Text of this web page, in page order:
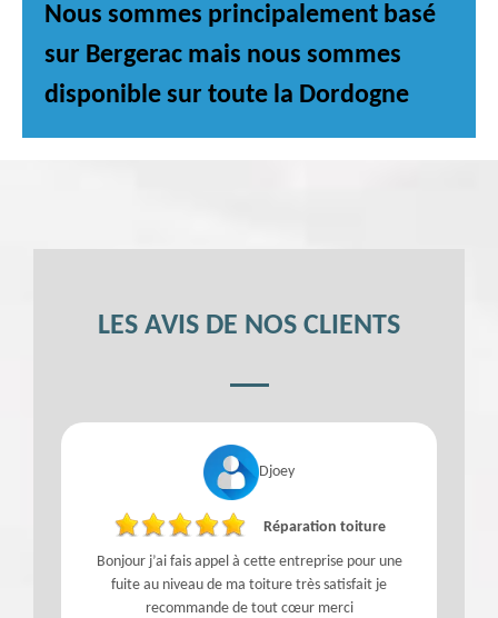
Nous sommes principalement basé
sur Bergerac mais nous sommes
disponible sur toute la Dordogne
LES AVIS DE NOS CLIENTS
Djoey
Réparation toiture
Bonjour j’ai fais appel à cette entreprise pour une
fuite au niveau de ma toiture très satisfait je
recommande de tout cœur merci